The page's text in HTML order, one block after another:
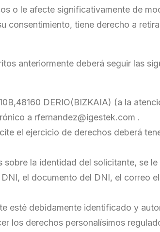
o le afecte significativamente de
consentimiento, tiene derecho a
anteriormente deberá seguir las
DERIO(BIZKAIA) (a la
a rfernandez@igestek.com .
el ejercicio de derechos deberá
la identidad del solicitante, se
el documento del DNI, el correo
esté debidamente identificado y
los derechos personalísimos